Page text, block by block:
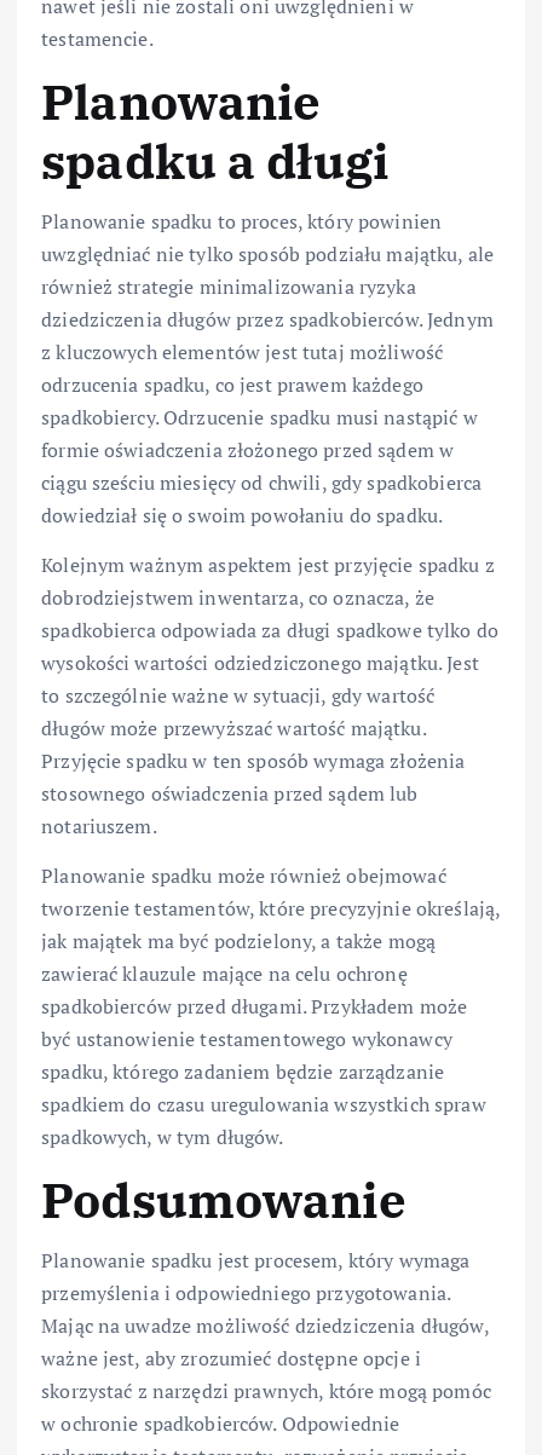
nawet jeśli nie zostali oni uwzględnieni w
testamencie.
Planowanie
spadku a długi
Planowanie spadku to proces, który powinien
uwzględniać nie tylko sposób podziału majątku, ale
również strategie minimalizowania ryzyka
dziedziczenia długów przez spadkobierców. Jednym
z kluczowych elementów jest tutaj możliwość
odrzucenia spadku, co jest prawem każdego
spadkobiercy. Odrzucenie spadku musi nastąpić w
formie oświadczenia złożonego przed sądem w
ciągu sześciu miesięcy od chwili, gdy spadkobierca
dowiedział się o swoim powołaniu do spadku.
Kolejnym ważnym aspektem jest przyjęcie spadku z
dobrodziejstwem inwentarza, co oznacza, że
spadkobierca odpowiada za długi spadkowe tylko do
wysokości wartości odziedziczonego majątku. Jest
to szczególnie ważne w sytuacji, gdy wartość
długów może przewyższać wartość majątku.
Przyjęcie spadku w ten sposób wymaga złożenia
stosownego oświadczenia przed sądem lub
notariuszem.
Planowanie spadku może również obejmować
tworzenie testamentów, które precyzyjnie określają,
jak majątek ma być podzielony, a także mogą
zawierać klauzule mające na celu ochronę
spadkobierców przed długami. Przykładem może
być ustanowienie testamentowego wykonawcy
spadku, którego zadaniem będzie zarządzanie
spadkiem do czasu uregulowania wszystkich spraw
spadkowych, w tym długów.
Podsumowanie
Planowanie spadku jest procesem, który wymaga
przemyślenia i odpowiedniego przygotowania.
Mając na uwadze możliwość dziedziczenia długów,
ważne jest, aby zrozumieć dostępne opcje i
skorzystać z narzędzi prawnych, które mogą pomóc
w ochronie spadkobierców. Odpowiednie